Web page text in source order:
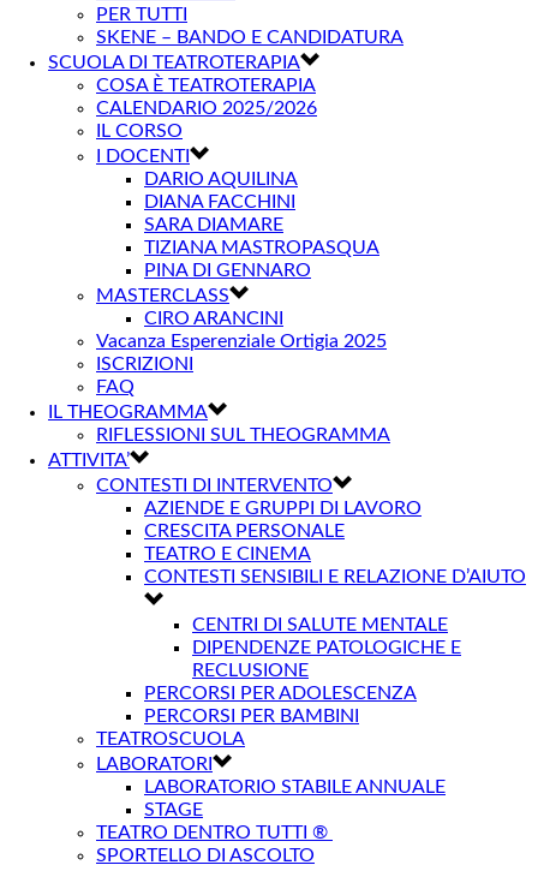
PER TUTTI
SKENE – BANDO E CANDIDATURA
SCUOLA DI TEATROTERAPIA
COSA È TEATROTERAPIA
CALENDARIO 2025/2026
IL CORSO
I DOCENTI
DARIO AQUILINA
DIANA FACCHINI
SARA DIAMARE
TIZIANA MASTROPASQUA
PINA DI GENNARO
MASTERCLASS
CIRO ARANCINI
Vacanza Esperenziale Ortigia 2025
ISCRIZIONI
FAQ
IL THEOGRAMMA
RIFLESSIONI SUL THEOGRAMMA
ATTIVITA’
CONTESTI DI INTERVENTO
AZIENDE E GRUPPI DI LAVORO
CRESCITA PERSONALE
TEATRO E CINEMA
CONTESTI SENSIBILI E RELAZIONE D’AIUTO
CENTRI DI SALUTE MENTALE
DIPENDENZE PATOLOGICHE E
RECLUSIONE
PERCORSI PER ADOLESCENZA
PERCORSI PER BAMBINI
TEATROSCUOLA
LABORATORI
LABORATORIO STABILE ANNUALE
STAGE
TEATRO DENTRO TUTTI ®
SPORTELLO DI ASCOLTO